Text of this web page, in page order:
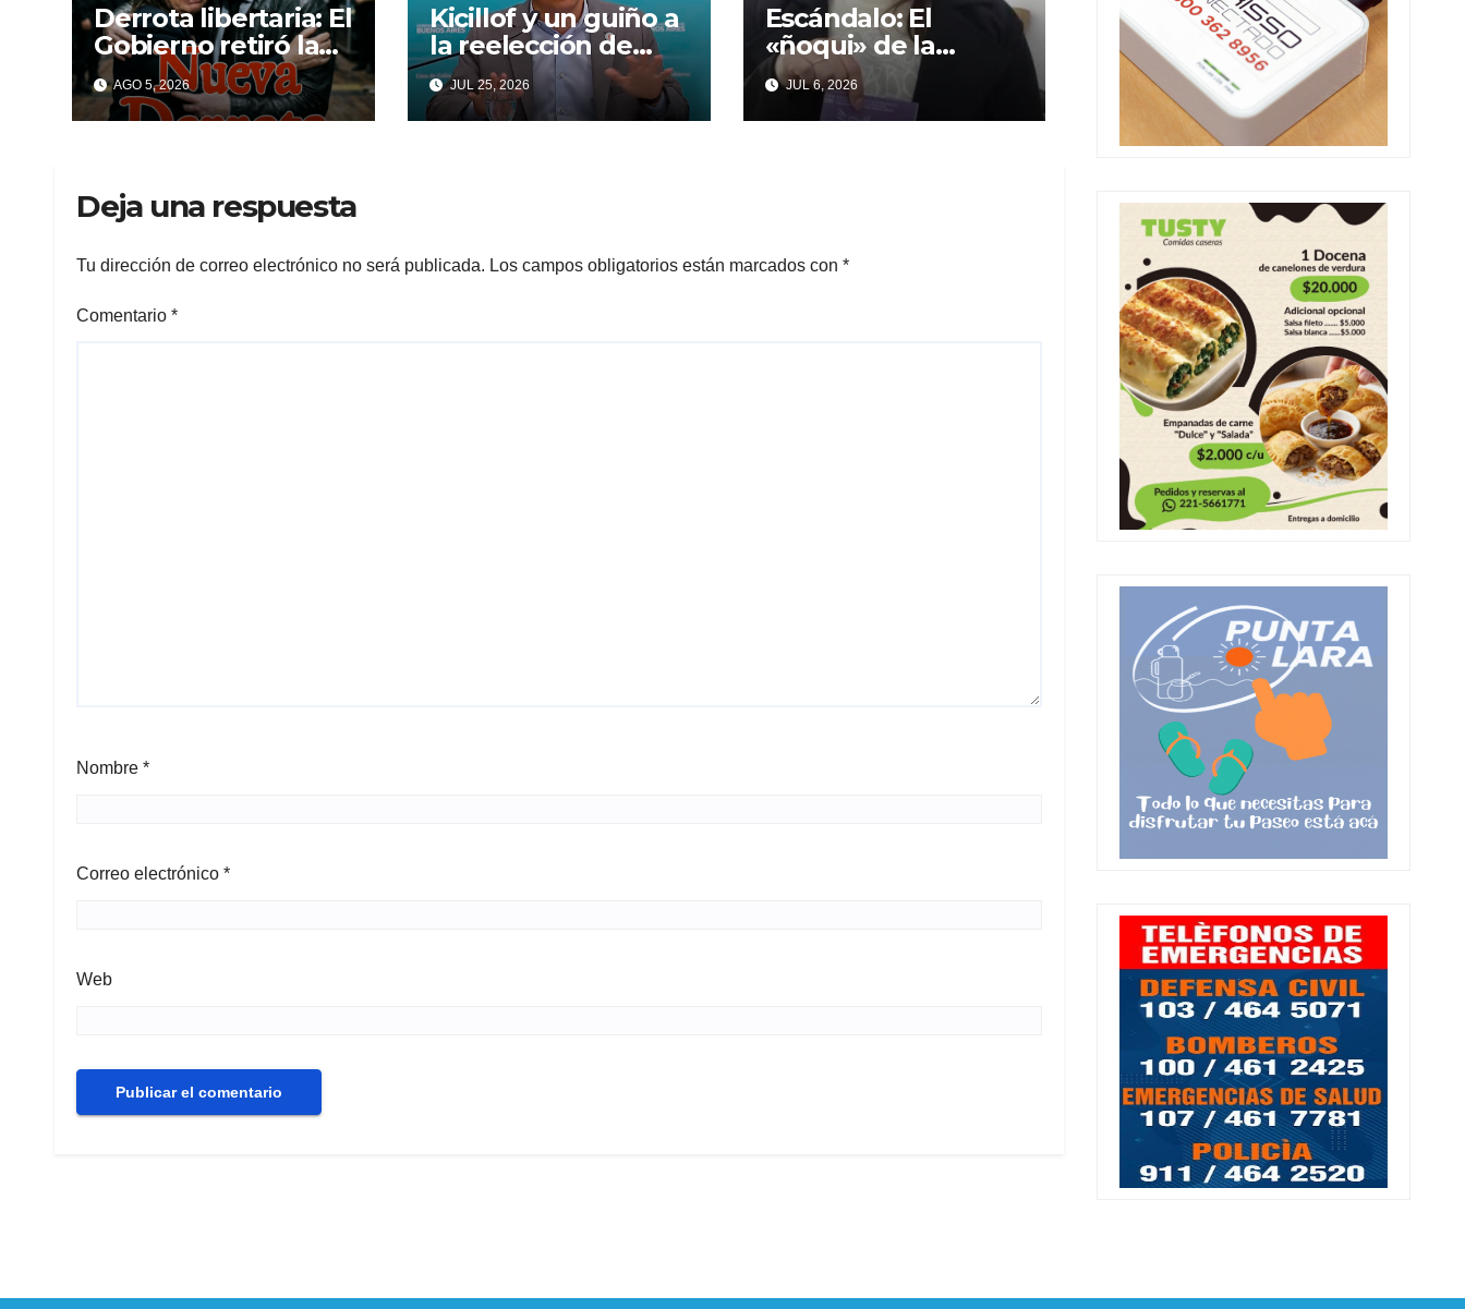
Derrota libertaria: El
Gobierno retiró la
reforma a la Ley de
Tierras en el
Senado
AGO 5, 2026
Kicillof y un guiño a
la reelección de
intendentes que
Cagliardi espera
ansioso
JUL 25, 2026
Escándalo: El
«ñoqui» de la
Legislatura
vinculado a la
concejal libertaria
JUL 6, 2026
Deja una respuesta
Tu dirección de correo electrónico no será publicada. Los campos obligatorios están marcados con *
Comentario *
Nombre *
Correo electrónico *
Web